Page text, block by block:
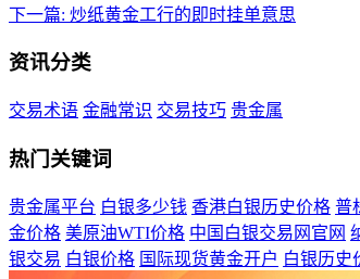
下一篇: 炒纸黄金工行的即时挂单意思
资讯分类
交易术语 金融常识 交易技巧 贵金属
热门关键词
贵金属平台 白银多少钱 香港白银历史价格 普
金价格 美原油WTI价格 中国白银交易网官网
银交易 白银价格 国际现货黄金开户 白银历史